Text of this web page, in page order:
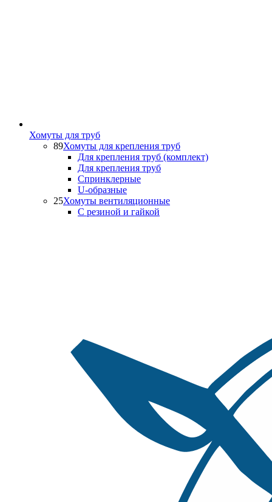
Хомуты для труб
89Хомуты для крепления труб
Для крепления труб (комплект)
Для крепления труб
Спринклерные
U-образные
25Хомуты вентиляционные
С резиной и гайкой